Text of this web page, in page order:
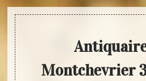
Montchevrier